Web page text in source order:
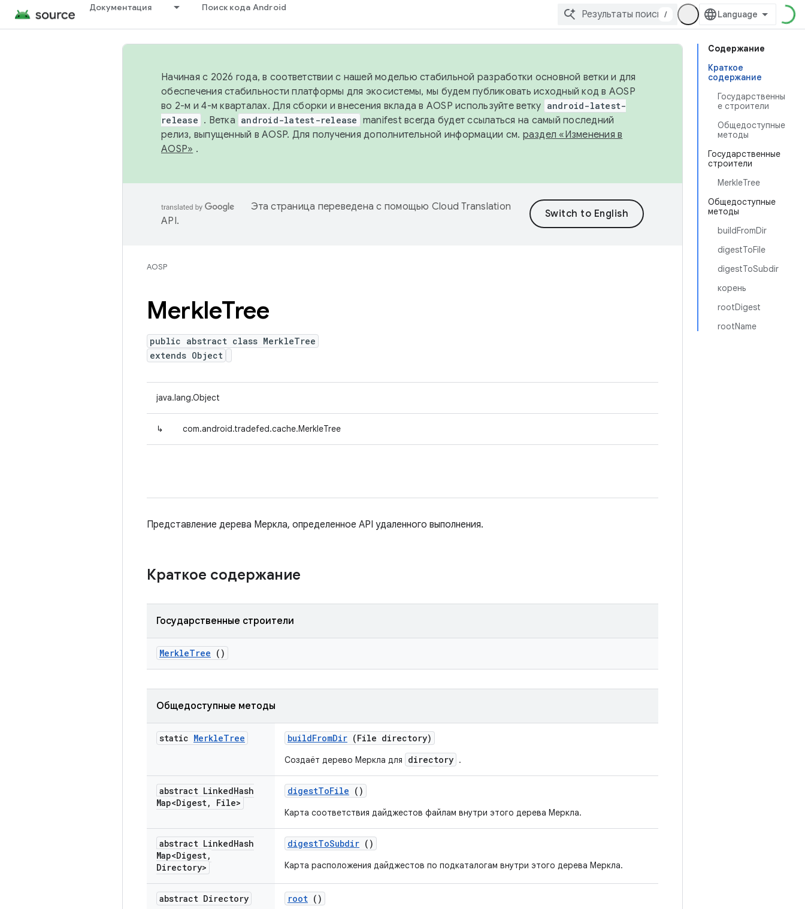
Документация Поиск кода Android
/
Содержание
Краткое
содержание
Государственны
е строители
Общедоступные
методы
Государственные
строители
MerkleTree
Общедоступные
методы
buildFromDir
digestToFile
digestToSubdir
корень
rootDigest
rootName
Начиная с 2026 года, в соответствии с нашей моделью стабильной разработки основной ветки и для
обеспечения стабильности платформы для экосистемы, мы будем публиковать исходный код в AOSP
во 2-м и 4-м кварталах. Для сборки и внесения вклада в AOSP используйте ветку android-latest-
release . Ветка android-latest-release manifest всегда будет ссылаться на самый последний
релиз, выпущенный в AOSP. Для получения дополнительной информации см. раздел «Изменения в
AOSP» .
Эта страница переведена с помощью Cloud Translation
API.
AOSP
MerkleTree
public abstract class MerkleTree
extends Object
java.lang.Object
↳ com.android.tradefed.cache.MerkleTree
Представление дерева Меркла, определенное API удаленного выполнения.
Краткое содержание
Государственные строители
MerkleTree ()
Общедоступные методы
static MerkleTree buildFromDir (File directory)
Создаёт дерево Меркла для directory .
abstract LinkedHash
Map<Digest, File>
digestToFile ()
Карта соответствия дайджестов файлам внутри этого дерева Меркла.
abstract LinkedHash
Map<Digest,
Directory>
digestToSubdir ()
Карта расположения дайджестов по подкаталогам внутри этого дерева Меркла.
abstract Directory root ()